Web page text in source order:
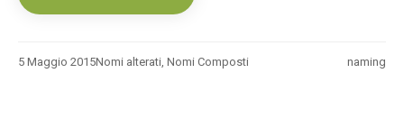
5 Maggio 2015 naming
Nomi alterati Nomi Composti